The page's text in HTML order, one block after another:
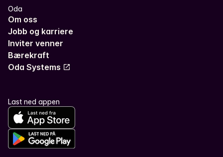
Oda
Om oss
Jobb og karriere
Inviter venner
Bærekraft
Oda Systems
Last ned appen